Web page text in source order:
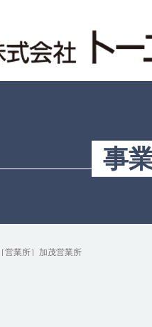
事
［営業所］加茂営業所